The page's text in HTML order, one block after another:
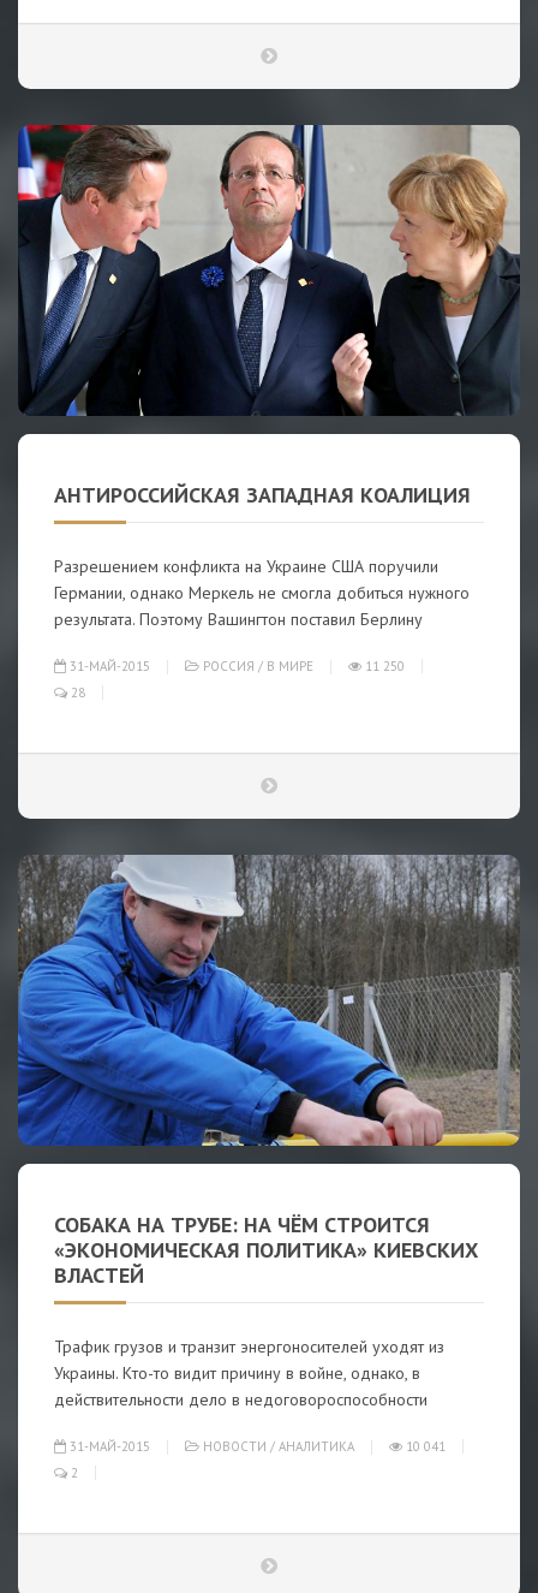
АНТИРОССИЙСКАЯ ЗАПАДНАЯ КОАЛИЦИЯ
Разрешением конфликта на Украине США поручили
Германии, однако Меркель не смогла добиться нужного
результата. Поэтому Вашингтон поставил Берлину
31-МАЙ-2015 РОССИЯ / В МИРЕ
11 250
28
СОБАКА НА ТРУБЕ: НА ЧЁМ СТРОИТСЯ
«ЭКОНОМИЧЕСКАЯ ПОЛИТИКА» КИЕВСКИХ
ВЛАСТЕЙ
Трафик грузов и транзит энергоносителей уходят из
Украины. Кто-то видит причину в войне, однако, в
действительности дело в недоговороспособности
31-МАЙ-2015 НОВОСТИ / АНАЛИТИКА
10 041
2